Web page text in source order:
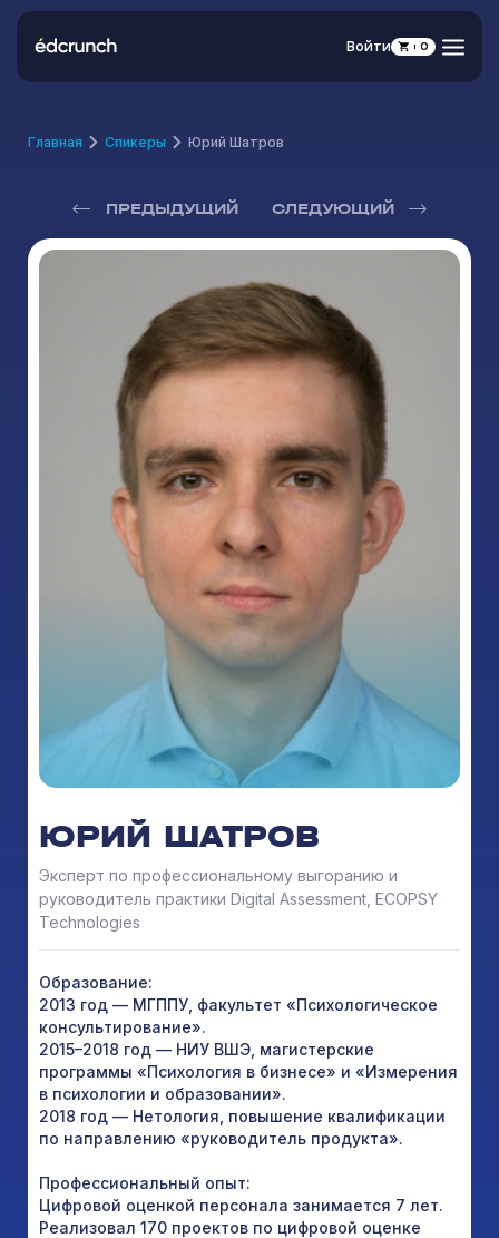
Войти 0
Главная Спикеры Юрий Шатров
ПРЕДЫДУЩИЙ СЛЕДУЮЩИЙ
ЮРИЙ ШАТРОВ
Эксперт по профессиональному выгоранию и
руководитель практики Digital Assessment, ECOPSY
Technologies
Образование:
2013 год — МГППУ, факультет «Психологическое
консультирование».
2015–2018 год — НИУ ВШЭ, магистерские
программы «Психология в бизнесе» и «Измерения
в психологии и образовании».
2018 год — Нетология, повышение квалификации
по направлению «руководитель продукта».
Профессиональный опыт:
Цифровой оценкой персонала занимается 7 лет.
Реализовал 170 проектов по цифровой оценке